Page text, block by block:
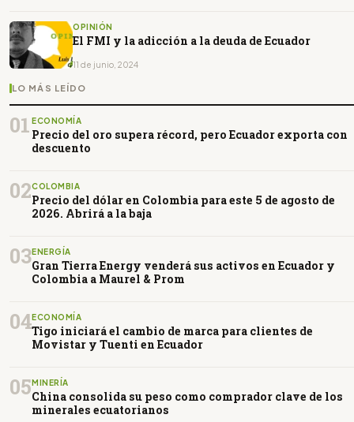
OPINIÓN
El FMI y la adicción a la deuda de Ecuador
11 de junio, 2024
LO MÁS LEÍDO
01 ECONOMÍA
Precio del oro supera récord, pero Ecuador exporta con
descuento
02COLOMBIA
Precio del dólar en Colombia para este 5 de agosto de
2026. Abrirá a la baja
03ENERGÍA
Gran Tierra Energy venderá sus activos en Ecuador y
Colombia a Maurel & Prom
04ECONOMÍA
Tigo iniciará el cambio de marca para clientes de
Movistar y Tuenti en Ecuador
05MINERÍA
China consolida su peso como comprador clave de los
minerales ecuatorianos